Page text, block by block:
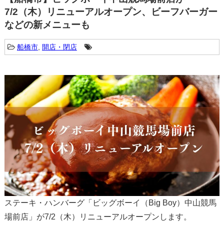
7/2（木）リニューアルオープン、ビーフバーガー
などの新メニューも
船橋市, 開店・閉店
ステーキ・ハンバーグ「ビッグボーイ（Big Boy）中山競馬
場前店」が7/2（木）リニューアルオープンします。